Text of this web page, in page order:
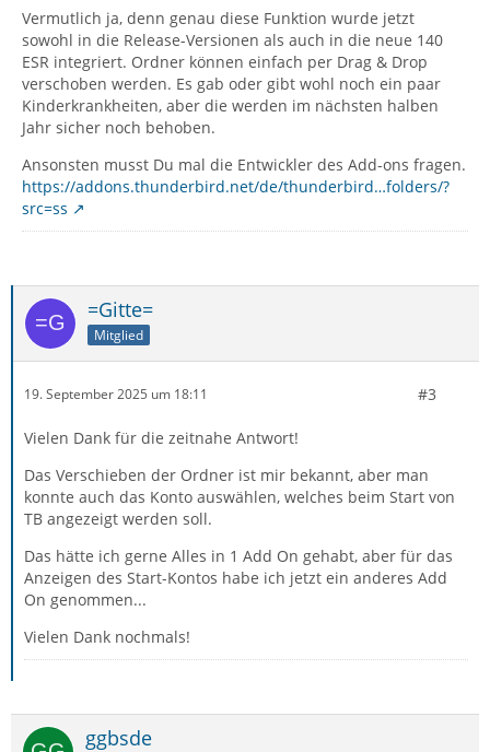
Vermutlich ja, denn genau diese Funktion wurde jetzt
sowohl in die Release-Versionen als auch in die neue 140
ESR integriert. Ordner können einfach per Drag & Drop
verschoben werden. Es gab oder gibt wohl noch ein paar
Kinderkrankheiten, aber die werden im nächsten halben
Jahr sicher noch behoben.
Ansonsten musst Du mal die Entwickler des Add-ons fragen.
https://addons.thunderbird.net/de/thunderbird…folders/?
src=ss
=Gitte=
Mitglied
19. September 2025 um 18:11 #3
Vielen Dank für die zeitnahe Antwort!
Das Verschieben der Ordner ist mir bekannt, aber man
konnte auch das Konto auswählen, welches beim Start von
TB angezeigt werden soll.
Das hätte ich gerne Alles in 1 Add On gehabt, aber für das
Anzeigen des Start-Kontos habe ich jetzt ein anderes Add
On genommen...
Vielen Dank nochmals!
ggbsde